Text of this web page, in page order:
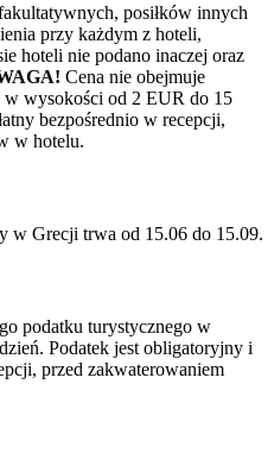
posiłków innych
przy każdym z hoteli,
hoteli nie podano inaczej oraz
Cena nie obejmuje
w wysokości od 2 EUR do 15
bezpośrednio w recepcji,
w hotelu.
w Grecji trwa od 15.06 do 15.09.
podatku turystycznego w
Podatek jest obligatoryjny i
przed zakwaterowaniem